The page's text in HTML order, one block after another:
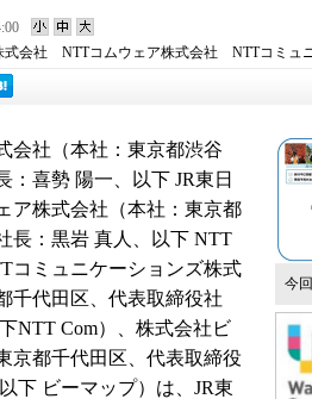
式会社 NTTコムウェア株式会社 NTTコミュ
今
会社（本社：東京都渋谷
：喜勢 陽一、以下 JR東日
ア株式会社（本社：東京都
長：黒岩 真人、以下 NTT
コミュニケーションズ株式
千代田区、代表取締役社
NTT Com）、株式会社ビ
京都千代田区、代表取締役
下 ビーマップ）は、JR東